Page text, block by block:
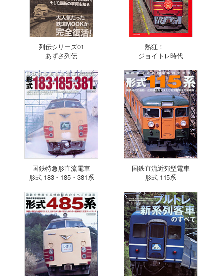
列伝シリーズ01
あずさ列伝
熱狂！
ジョイトレ時代
国鉄特急形直流電車
形式 183・185・381系
国鉄直流近郊型電車
形式 115系